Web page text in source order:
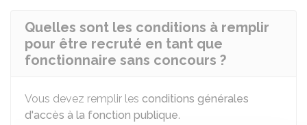
Quelles sont les conditions à remplir
pour être recruté en tant que
fonctionnaire sans concours ?
Vous devez remplir les conditions générales
d'accès à la fonction publique.